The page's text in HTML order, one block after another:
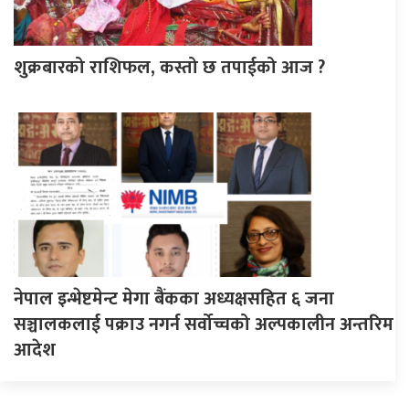
शुक्रबारको राशिफल, कस्तो छ तपाईको आज ?
नेपाल इन्भेष्टमेन्ट मेगा बैंकका अध्यक्षसहित ६ जना
सञ्चालकलाई पक्राउ नगर्न सर्वोच्चको अल्पकालीन अन्तरिम
आदेश